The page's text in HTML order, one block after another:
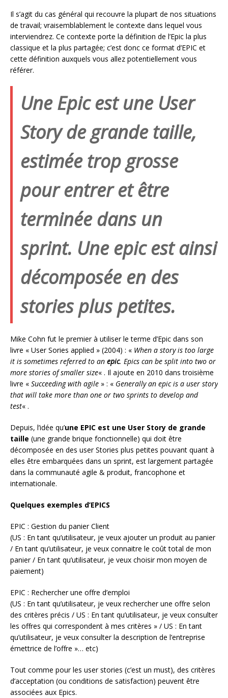
Il s’agit du cas général qui recouvre la plupart de nos situations
de travail; vraisemblablement le contexte dans lequel vous
interviendrez. Ce contexte porte la définition de l’Epic la plus
classique et la plus partagée; c’est donc ce format d’EPIC et
cette définition auxquels vous allez potentiellement vous
référer.
Une Epic est une User
Story de grande taille,
estimée trop grosse
pour entrer et être
terminée dans un
sprint. Une epic est ainsi
décomposée en des
stories plus petites.
Mike Cohn fut le premier à utiliser le terme d’Epic dans son
livre « User Sories applied » (2004) : « When a story is too large
it is sometimes referred to an epic. Epics can be split into two or
more stories of smaller size« . Il ajoute en 2010 dans troisième
livre « Succeeding with agile » : « Generally an epic is a user story
that will take more than one or two sprints to develop and
test« .
Depuis, l’idée qu’une EPIC est une User Story de grande
taille (une grande brique fonctionnelle) qui doit être
décomposée en des user Stories plus petites pouvant quant à
elles être embarquées dans un sprint, est largement partagée
dans la communauté agile & produit, francophone et
internationale.
Quelques exemples d’EPICS
EPIC : Gestion du panier Client
(US : En tant qu’utilisateur, je veux ajouter un produit au panier
/ En tant qu’utilisateur, je veux connaitre le coût total de mon
panier / En tant qu’utilisateur, je veux choisir mon moyen de
paiement)
EPIC : Rechercher une offre d’emploi
(US : En tant qu’utilisateur, je veux rechercher une offre selon
des critères précis / US : En tant qu’utilisateur, je veux consulter
les offres qui correspondent à mes critères » / US : En tant
qu’utilisateur, je veux consulter la description de l’entreprise
émettrice de l’offre »… etc)
Tout comme pour les user stories (c’est un must), des critères
d’acceptation (ou conditions de satisfaction) peuvent être
associées aux Epics.